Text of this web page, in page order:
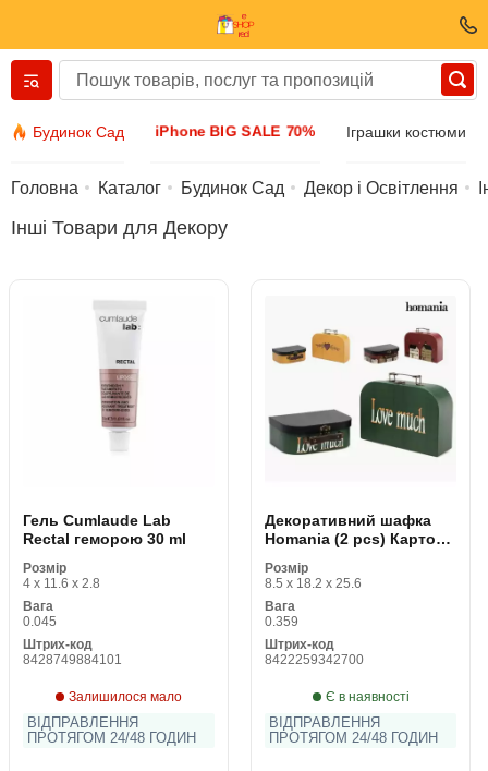
Будинок Сад iPhone BIG SALE 70% Іграшки костюми
Вернуться назад
Аксесуари
Наручний годинник
Головна Каталог Будинок Сад Декор і Освітлення
Інші Товари для Декору
Гель Cumlaude Lab
Rectal геморою 30 ml
Розмір
4 x 11.6 x 2.8
Вага
0.045
Штрих-код
8428749884101
Залишилося мало
ВІДПРАВЛЕННЯ
ПРОТЯГОМ 24/48 ГОДИН
Декоративний шафка
Homania (2 pcs) Картон
Розмір
8.5 x 18.2 x 25.6
Вага
0.359
Штрих-код
8422259342700
Є в наявності
ВІДПРАВЛЕННЯ
ПРОТЯГОМ 24/48 ГОДИН